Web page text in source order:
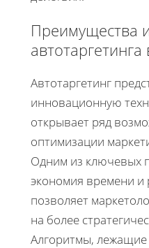
Преимущества
Автотаргетинг
инновационную
открывает ряд
оптимизации
Одним из ключевых
экономия времени и
позволяет
на более
Алгоритмы,